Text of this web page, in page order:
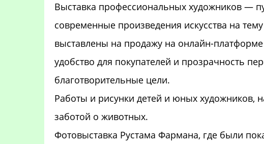
Выставка профессиональных художников —
современные произведения искусства на
выставлены на продажу на онлайн-
удобство для покупателей и прозрачность
благотворительные цели.
Работы и рисунки детей и юных
заботой о животных.
Фотовыставка Рустама Фармана, где были